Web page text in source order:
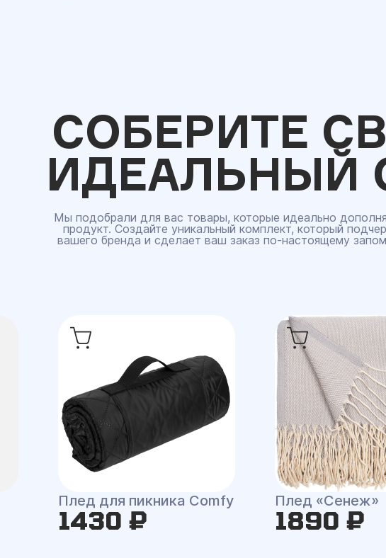
СОБЕРИТЕ
ИДЕАЛЬНЫЙ
Мы подобрали для вас товары, которые идеально
продукт. Создайте уникальный комплект, который
вашего бренда и сделает ваш заказ по‑настоящему
Плед для пикника Comfy
1430 ₽
Плед «Сенеж»
1890 ₽